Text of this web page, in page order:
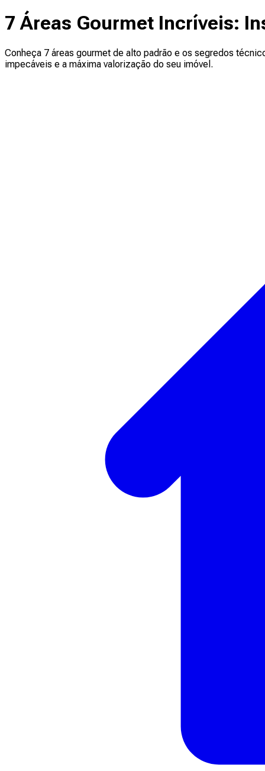
7 Áreas Gourmet Incríveis:
Conheça 7 áreas gourmet de alto padrão e os segredos
impecáveis e a máxima valorização do seu imóvel.